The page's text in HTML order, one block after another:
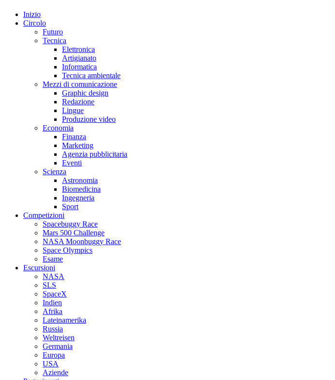
Inizio
Circolo
Futuro
Tecnica
Elettronica
Artigianato
Informatica
Tecnica ambientale
Mezzi di comunicazione
Graphic design
Redazione
Lingue
Produzione video
Economia
Finanza
Marketing
Agenzia pubblicitaria
Eventi
Scienza
Astronomia
Biomedicina
Ingegneria
Sport
Competizioni
Spacebuggy Race
Mars 500 Challenge
NASA Moonbuggy Race
Space Olympics
Esame
Escursioni
NASA
SLS
SpaceX
Indien
Afrika
Lateinamerika
Russia
Weltreisen
Germania
Europa
USA
Aziende